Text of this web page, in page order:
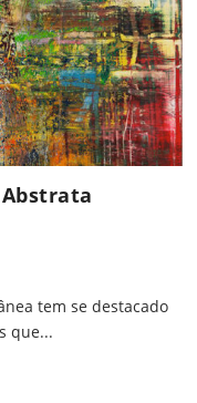
tem se destacado
que...